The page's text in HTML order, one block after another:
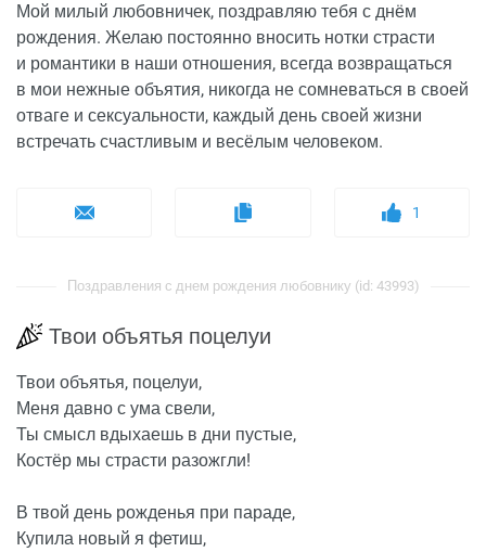
Мой милый любовничек, поздравляю тебя с днём
рождения. Желаю постоянно вносить нотки страсти
и романтики в наши отношения, всегда возвращаться
в мои нежные объятия, никогда не сомневаться в своей
отваге и сексуальности, каждый день своей жизни
встречать счастливым и весёлым человеком.
1
Поздравления с днем рождения любовнику (id: 43993)
Твои объятья поцелуи
Твои объятья, поцелуи,
Меня давно с ума свели,
Ты смысл вдыхаешь в дни пустые,
Костёр мы страсти разожгли!
В твой день рожденья при параде,
Купила новый я фетиш,